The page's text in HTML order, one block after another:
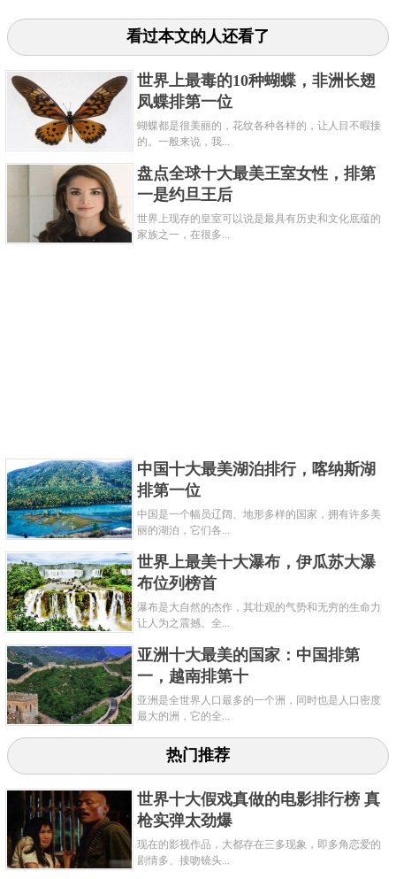
关键字：蝴蝶 最美
共3页: 上一页 1 2 3 下一页
看过本文的人还看了
世界上最毒的10种蝴蝶，非洲长翅
凤蝶排第一位
蝴蝶都是很美丽的，花纹各种各样的，让人目不暇接
的。一般来说，我...
盘点全球十大最美王室女性，排第
一是约旦王后
世界上现存的皇室可以说是最具有历史和文化底蕴的
家族之一，在很多...
中国十大最美湖泊排行，喀纳斯湖
排第一位
中国是一个幅员辽阔、地形多样的国家，拥有许多美
丽的湖泊，它们各...
世界上最美十大瀑布，伊瓜苏大瀑
布位列榜首
瀑布是大自然的杰作，其壮观的气势和无穷的生命力
让人为之震撼。全...
亚洲十大最美的国家：中国排第
一，越南排第十
亚洲是全世界人口最多的一个洲，同时也是人口密度
最大的洲，它的全...
热门推荐
世界十大假戏真做的电影排行榜 真
枪实弹太劲爆
现在的影视作品，大都存在三多现象，即多角恋爱的
剧情多、接吻镜头...